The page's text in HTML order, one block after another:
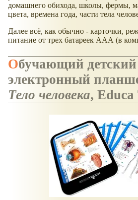
домашнего обихода, школы, фермы,
цвета, времена года, части тела
Далее всё, как обычно - карточки,
питание от трех батареек ААА (в
Обучающий детский
электронный
Тело человека, Educa